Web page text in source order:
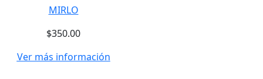
MIRLO
$350.00
Ver más información